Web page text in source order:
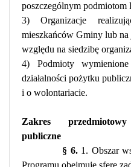
poszczególnym podmiotom
3) Organizacje
mieszkańców Gminy lub na
względu na siedzibę
4) Podmioty
działalności pożytku
i o wolontariacie.
Zakres
publiczne
§ 6.1. Obszar